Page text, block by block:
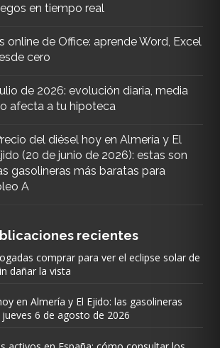
en tiempo real
online de Office: aprende Word, Excel
cero
de 2026: evolución diaria, media
afecta a tu hipoteca
del diésel hoy en Almería y El
(20 de junio de 2026): estas son
gasolineras más baratas para
A
recientes
comprar para ver el eclipse solar de
dañar la vista
en Almería y El Ejido: las gasolineras
6 de agosto de 2026